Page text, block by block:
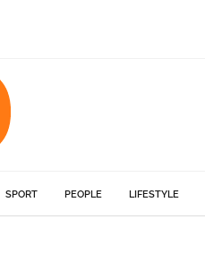
SPORT PEOPLE LIFESTYLE